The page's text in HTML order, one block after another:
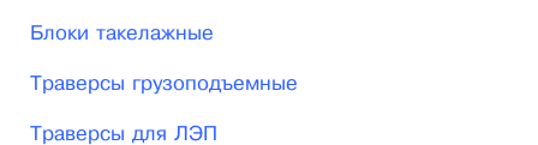
Блоки такелажные
Траверсы грузоподъемные
Траверсы для ЛЭП